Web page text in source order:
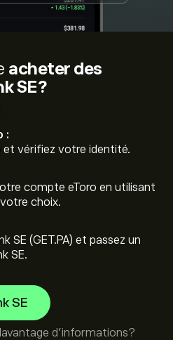
acheter des
SE?
:
et vérifiez votre identité.
compte eToro en utilisant
choix.
SE (GET.PA) et passez un
SE.
SE
d'informations?